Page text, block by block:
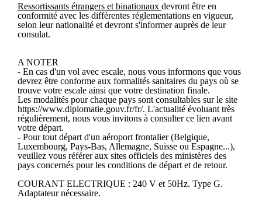
Ressortissants étrangers et binationaux devront être en
conformité avec les différentes réglementations en vigueur,
selon leur nationalité et devront s'informer auprès de leur
consulat.
A NOTER
- En cas d'un vol avec escale, nous vous informons que vous
devrez être conforme aux formalités sanitaires du pays où se
trouve votre escale ainsi que votre destination finale.
Les modalités pour chaque pays sont consultables sur le site
https://www.diplomatie.gouv.fr/fr/. L'actualité évoluant très
régulièrement, nous vous invitons à consulter ce lien avant
votre départ.
- Pour tout départ d'un aéroport frontalier (Belgique,
Luxembourg, Pays-Bas, Allemagne, Suisse ou Espagne...),
veuillez vous référer aux sites officiels des ministères des
pays concernés pour les conditions de départ et de retour.
COURANT ELECTRIQUE : 240 V et 50Hz. Type G.
Adaptateur nécessaire.